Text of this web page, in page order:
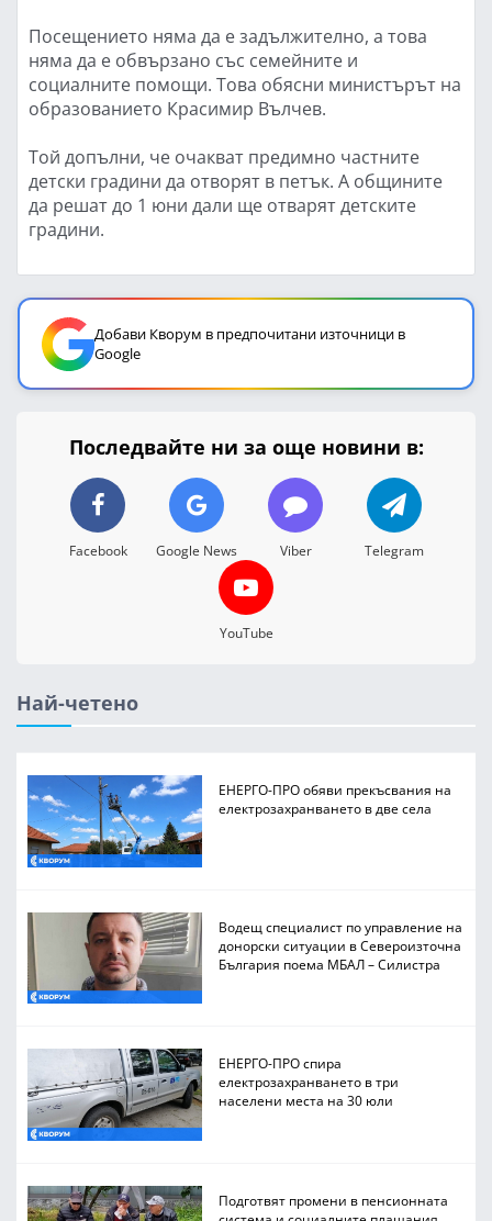
Посещението няма да е задължително, а това
няма да е обвързано със семейните и
социалните помощи. Това обясни министърът на
образованието Красимир Вълчев.
Той допълни, че очакват предимно частните
детски градини да отворят в петък. А общините
да решат до 1 юни дали ще отварят детските
градини.
Добави Кворум в предпочитани източници в
Google
Последвайте ни за още новини в:
Facebook Google News Viber Telegram
YouTube
Най-четено
ЕНЕРГО-ПРО обяви прекъсвания на
електрозахранването в две села
Водещ специалист по управление на
донорски ситуации в Североизточна
България поема МБАЛ – Силистра
ЕНЕРГО-ПРО спира
електрозахранването в три
населени места на 30 юли
Подготвят промени в пенсионната